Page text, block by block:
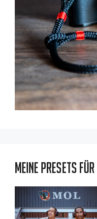
Meine Presets